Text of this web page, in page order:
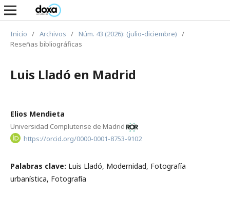
Inicio / Archivos / Núm. 43 (2026): (julio-diciembre) /
Reseñas bibliográficas
Luis Lladó en Madrid
Elios Mendieta
Universidad Complutense de Madrid
https://orcid.org/0000-0001-8753-9102
Palabras clave: Luis Lladó, Modernidad, Fotografía
urbanística, Fotografía